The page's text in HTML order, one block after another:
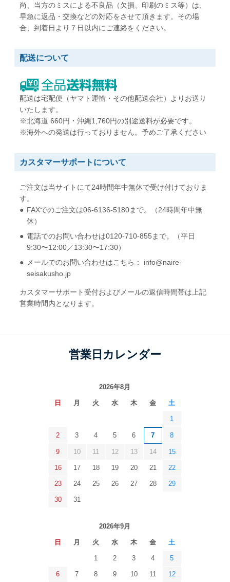
角形5号
W190 x H240 mm
A5用紙が折らずに入る
角形6号
W162 x H229 mm
A5用紙が折らずに入る
角形7号
B6用紙が折らずに入る
尚、当方のミスによる不良品（欠損、印刷のミス等）は、
早急に返品・交換などの対応をさせて頂きます。その場
合、到着日より７日以内にご連絡をください。
配送について
配送は宅配便（ヤマト運輸・その他配送会社）よりお送り
いたします。
※北海道 660円・沖縄1,760円の別途送料が必要です。
※海外への発送は行っておりません。予めご了承ください
カスタマーサポートについて
ご注文は当サイトにて24時間年中無休で受け付けておりま
す。
FAXでのご注文は06-6136-5180まで。（24時間年中無
休）
電話でのお問い合わせは0120-710-855まで。（平日
9:30〜12:00／13:30〜17:30）
メールでのお問い合わせはこちら： info@naire-
seisakusho.jp
カスタマーサポート受付およびメールの返信時間帯は上記
営業時間内となります。
営業日カレンダー
2026年8月
日 月 火 水 木 金 土
1
2 3 4 5 6 7 8
9 10 11 12 13 14 15
16 17 18 19 20 21 22
23 24 25 26 27 28 29
30 31
2026年9月
日 月 火 水 木 金 土
1 2 3 4 5
6 7 8 9 10 11 12